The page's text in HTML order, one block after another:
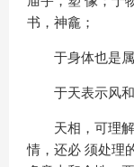
书，神龕；
于身体也是
于天表示风和
天相，可理
情，还必 须处理